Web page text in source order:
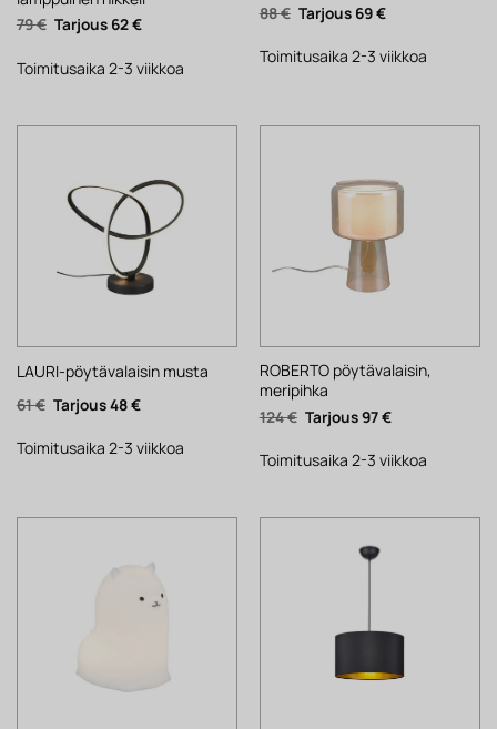
79€ Alkuperäinen
hinta
79 €.
62€Nykyinen
62 €.
Toimitusaika 2-3 viikkoa
88€ Alkuperäinen
hinta
88 €.
69€Nykyinen
69 €.
Toimitusaika 2-3 viikkoa
LAURI-pöytävalaisin musta
61€ Alkuperäinen
hinta
61 €.
48€Nykyinen
48 €.
Toimitusaika 2-3 viikkoa
ROBERTO pöytävalaisin,
meripihka
124€ Alkuperäinen
hinta
124 €.
97€Nykyinen
97 €.
Toimitusaika 2-3 viikkoa